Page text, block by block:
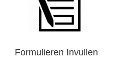
Formulieren Invullen